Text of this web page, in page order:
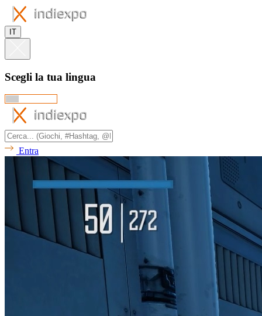
IT
Scegli la tua lingua
Entra